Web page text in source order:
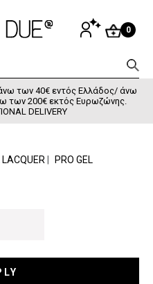
User
ΕΊΣΟΔΟΣ0
των 40€ εντός Ελλάδος/ άνω
των 200€ εκτός Ευρωζώνης.
DELIVERY
LACQUER PRO GEL